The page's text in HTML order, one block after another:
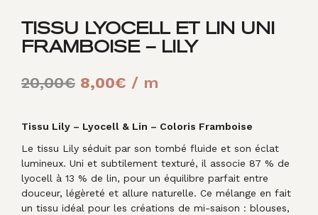
TISSU LYOCELL ET LIN UNI
FRAMBOISE – LILY
20,00€ Le
initial
était :
20,00€.
8,00€ Le
actuel
est :
8,00€.
/ m
Tissu Lily – Lyocell & Lin – Coloris Framboise
Le tissu Lily séduit par son tombé fluide et son éclat
lumineux. Uni et subtilement texturé, il associe 87 % de
lyocell à 13 % de lin, pour un équilibre parfait entre
douceur, légèreté et allure naturelle. Ce mélange en fait
un tissu idéal pour les créations de mi-saison : blouses,